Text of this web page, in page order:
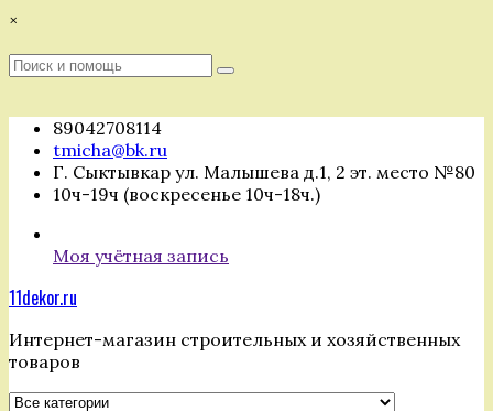
Перейти
содержимому
×
Поиск
Поиск
89042708114
tmicha@bk.ru
Г. Сыктывкар ул. Малышева д.1, 2 эт. место №80
10ч-19ч (воскресенье 10ч-18ч.)
Моя учётная запись
11dekor.ru
Интернет-магазин строительных и хозяйственных
товаров